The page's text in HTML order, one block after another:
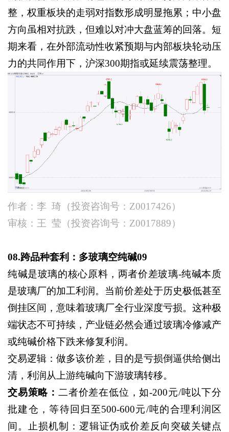
整，权重板块的走弱对指数形成明显拖累；中小盘
方向虽相对抗跌，但难以对冲大盘蓝筹的回落。短
期来看，在外部流动性收紧预期与内部板块轮动压
力的共同作用下，沪深300期指或延续震荡整理。
作者：李 琦（投资咨询号： Z0017426）
审核：王 莹（投资咨询号： Z0017889）
08.跨品种套利：多玻璃空纯碱09
纯碱是玻璃的核心原料，两者价差玻璃-纯碱本质
是玻璃厂的加工利润。当前价差处于历史极低甚至
倒挂区间，意味着玻璃厂全行业深度亏损。这种极
端状态不可持续，产业链必然会通过玻璃冷修减产
或纯碱价格下跌来修复利润。
交易逻辑：做多该价差，目的是亏损倒逼供给侧出
清，利润从上游纯碱向下游玻璃转移。
交易策略： 二者价差在低位，如-200元/吨以下分
批建仓，等待回归至500-600元/吨的合理利润区
间。止损机制：逻辑证伪或价差反向突破关键点